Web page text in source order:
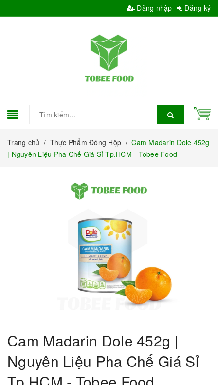
Đăng nhập Đăng ký
Trang chủ / Thực Phẩm Đóng Hộp / Cam Madarin Dole 452g
| Nguyên Liệu Pha Chế Giá Sỉ Tp.HCM - Tobee Food
Cam Madarin Dole 452g |
Nguyên Liệu Pha Chế Giá Sỉ